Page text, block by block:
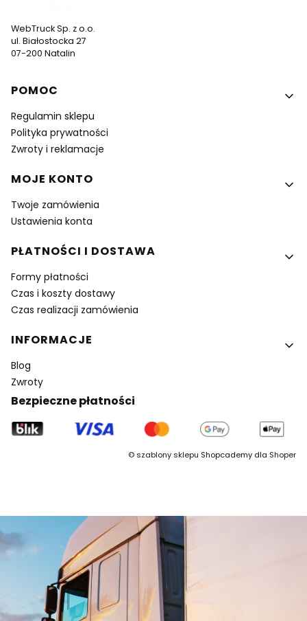
WebTruck Sp. z o.o.
ul. Białostocka 27
07-200 Natalin
Linki w stopce
POMOC
Regulamin sklepu
Polityka prywatności
Zwroty i reklamacje
MOJE KONTO
Twoje zamówienia
Ustawienia konta
PŁATNOŚCI I DOSTAWA
Formy płatności
Czas i koszty dostawy
Czas realizacji zamówienia
INFORMACJE
Blog
Zwroty
Bezpieczne płatności
©szablony sklepu Shopcademy dla Shoper